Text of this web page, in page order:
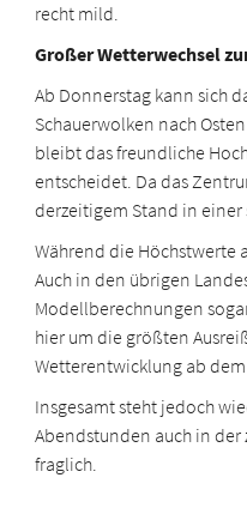
recht mild.
Großer Wetterwechsel
Ab Donnerstag kann sich
Schauerwolken nach
bleibt das freundliche
entscheidet. Da das
derzeitigem Stand in einer
Während die Höchstwerte
Auch in den übrigen
Modellberechnungen
hier um die größten
Wetterentwicklung ab
Insgesamt steht jedoch
Abendstunden auch in der
fraglich.